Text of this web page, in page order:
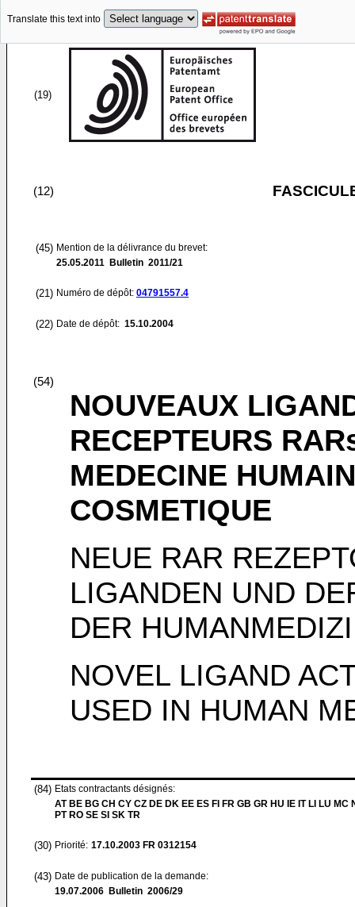
Translate this text into
(19)
(12)
(45) Mention de la délivrance du brevet:
25.05.2011 Bulletin 2011/21
(21) Numéro de dépôt: 04791557.4
(22) Date de dépôt: 15.10.2004
(54)
NOUVEAUX
RECEPTEURS
MEDECINE
COSMETIQUE
NEUE RAR
LIGANDEN UND
DER
NOVEL LIGAND
USED IN HUMAN
(84) Etats contractants désignés:
AT BE BG CH CY CZ DE DK EE ES FI FR GB GR HU IE IT LI LU MC
PT RO SE SI SK TR
(30) Priorité: 17.10.2003 FR 0312154
(43) Date de publication de la demande:
19.07.2006 Bulletin 2006/29